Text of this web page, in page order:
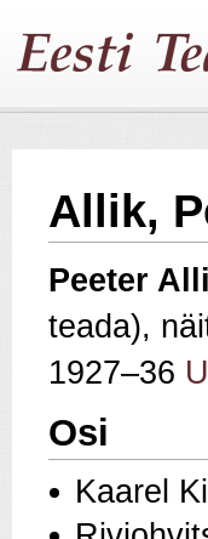
Allik,
Peeter
teada),
1927–36
Osi
Kaarel